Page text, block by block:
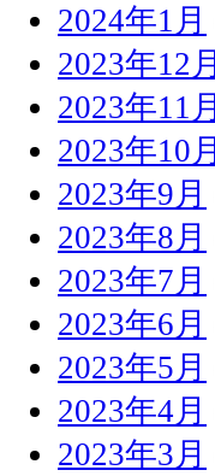
2024年1月
2023年12月
2023年11月
2023年10月
2023年9月
2023年8月
2023年7月
2023年6月
2023年5月
2023年4月
2023年3月